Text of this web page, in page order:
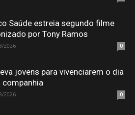
Saúde estreia segundo filme
por Tony Ramos
2026 0
jovens para vivenciarem o dia
companhia
2026 0